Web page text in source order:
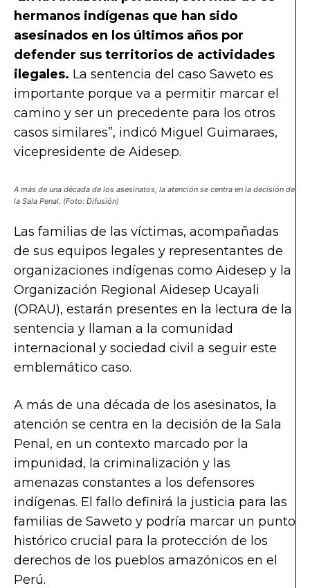
hermanos indígenas que han sido
asesinados en los últimos años por
defender sus territorios de actividades
ilegales. La sentencia del caso Saweto es
importante porque va a permitir marcar el
camino y ser un precedente para los otros
casos similares”, indicó Miguel Guimaraes,
vicepresidente de Aidesep.
A más de una década de los asesinatos, la atención se centra en la decisión de
la Sala Penal. (Foto: Difusión)
Las familias de las víctimas, acompañadas
de sus equipos legales y representantes de
organizaciones indígenas como Aidesep y la
Organización Regional Aidesep Ucayali
(ORAU), estarán presentes en la lectura de la
sentencia y llaman a la comunidad
internacional y sociedad civil a seguir este
emblemático caso.
A más de una década de los asesinatos, la
atención se centra en la decisión de la Sala
Penal, en un contexto marcado por la
impunidad, la criminalización y las
amenazas constantes a los defensores
indígenas. El fallo definirá la justicia para las
familias de Saweto y podría marcar un punto
histórico crucial para la protección de los
derechos de los pueblos amazónicos en el
Perú.